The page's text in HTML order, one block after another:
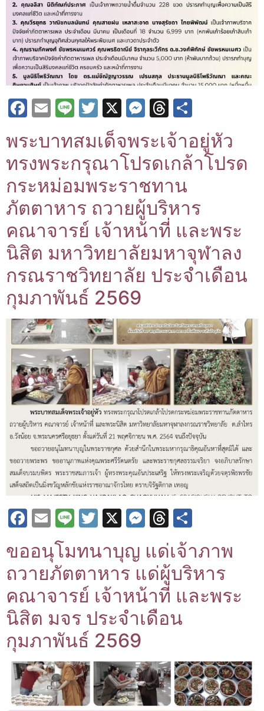
Facebook
Email
LineTwitter
X Messenger
Threads
พระบาทสมเด็จพระเจ้าอยู่หัว
ทรงพระกรุณาโปรดเกล้าโปรด
กระหม่อมพระราชทาน
ภัตตาหาร ถวายผู้บริหาร
คณาจารย์ เจ้าหน้าที่ และพระ
นิสิต มหาวิทยาลัยมหาจุฬาลง
กรณราชวิทยาลัย ประจำเดือน
กุมภาพันธ์ 2569
Facebook
Email
LineTwitter
X Messenger
Threads
ขออนุโมทนาบุญ แด่เจ้าภาพ
ถวายภัตตาหาร แด่ผู้บริหาร
คณาจารย์ เจ้าหน้าที่ และพระ
นิสิต มจร ประจำเดือน
กุมภาพันธ์ 2569